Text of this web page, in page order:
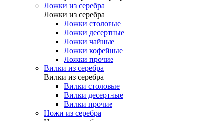
Ложки из серебра
Ложки из серебра
Ложки столовые
Ложки десертные
Ложки чайные
Ложки кофейные
Ложки прочие
Вилки из серебра
Вилки из серебра
Вилки столовые
Вилки десертные
Вилки прочие
Ножи из серебра